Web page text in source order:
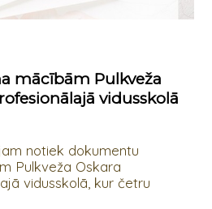
mācībām Pulkveža
vidusskolā
notiek dokumentu
Pulkveža Oskara
vidusskolā, kur četru